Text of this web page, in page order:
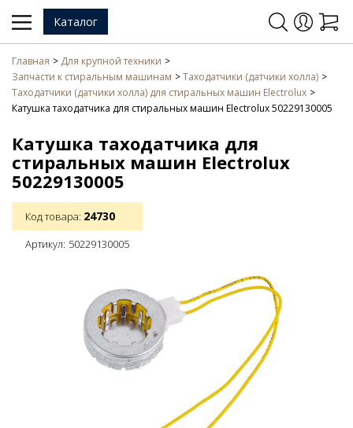
Каталог
Главная
Для крупной техники
Запчасти к стиральным машинам
Таходатчики (датчики холла)
Таходатчики (датчики холла) для стиральных машин Electrolux
Катушка таходатчика для стиральных машин Electrolux 50229130005
Катушка таходатчика для
стиральных машин Electrolux
50229130005
Код товара: 24730
Артикул: 50229130005